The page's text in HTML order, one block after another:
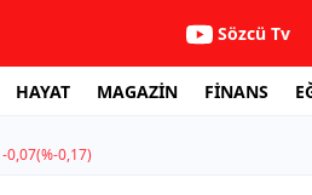
Sözcü Tv
HAYAT MAGAZİN FİNANS
-0,07(%-0,17)